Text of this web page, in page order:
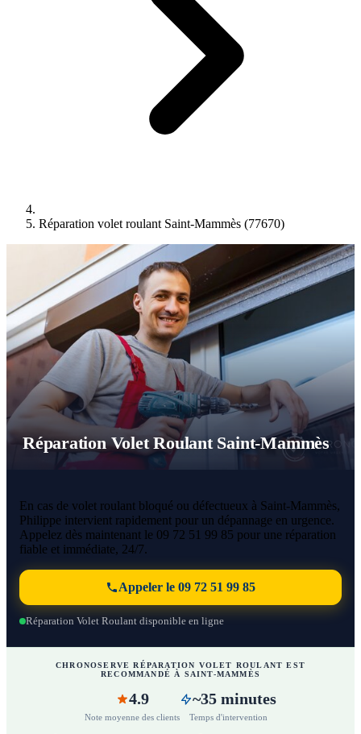
Réparation volet roulant Saint-Mammès (77670)
Réparation Volet Roulant Saint-Mammès
En cas de volet roulant bloqué ou défectueux à Saint-Mammès,
Philippe intervient rapidement pour un dépannage en urgence.
Appelez dès maintenant le 09 72 51 99 85 pour une réparation
fiable et immédiate, 24/7.
Appeler le 09 72 51 99 85
Réparation Volet Roulant disponible en ligne
CHRONOSERVE RÉPARATION VOLET ROULANT EST
RECOMMANDÉ À SAINT-MAMMÈS
4.9
Note moyenne des clients
~35 minutes
Temps d'intervention